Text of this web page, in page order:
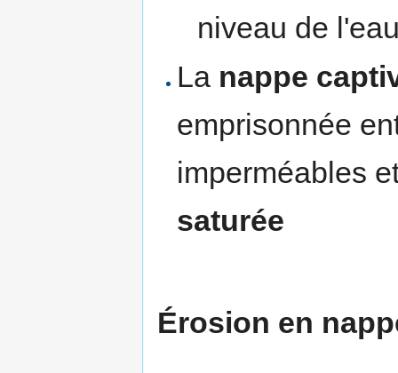
niveau de
La nappe
emprisonnée
imperméables
saturée
Érosion en